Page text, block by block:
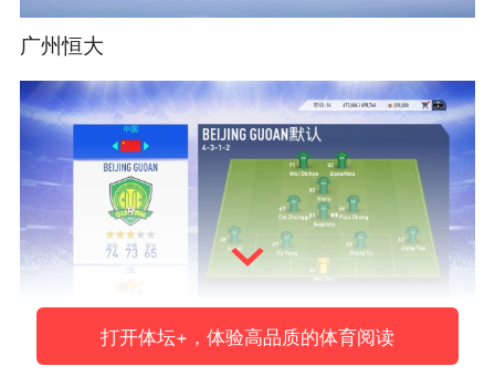
广州恒大
北京国安
打开体坛+，体验高品质的体育阅读